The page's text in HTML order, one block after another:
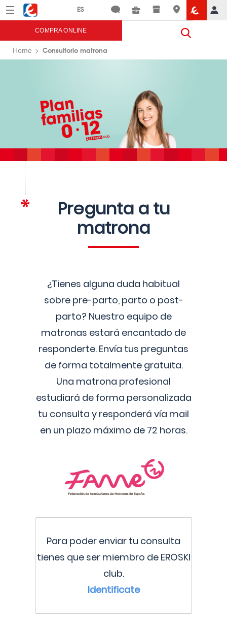
Menú Eroski
COMPRA ONLINE
Home Consultorio matrona
Pregunta a tu
matrona
¿Tienes alguna duda habitual
sobre pre-parto, parto o post-
parto? Nuestro equipo de
matronas estará encantado de
responderte. Envía tus preguntas
de forma totalmente gratuita.
Una matrona profesional
estudiará de forma personalizada
tu consulta y responderá vía mail
en un plazo máximo de 72 horas.
Para poder enviar tu consulta
tienes que ser miembro de EROSKI
club.
Identificate